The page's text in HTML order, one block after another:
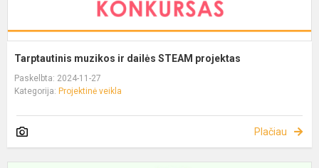
Tarptautinis muzikos ir dailės STEAM projektas
Paskelbta: 2024-11-27
Kategorija: Projektinė veikla
Plačiau